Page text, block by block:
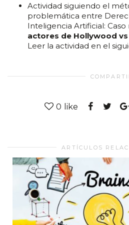
Actividad siguiendo el
problemática entre
Inteligencia Artificial: Caso
actores de Hollywood
Leer la actividad en el
0 like
ARTÍCULOS